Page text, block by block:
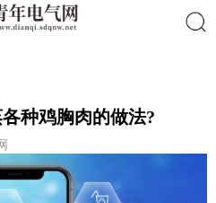
种鸡胸肉的做法?